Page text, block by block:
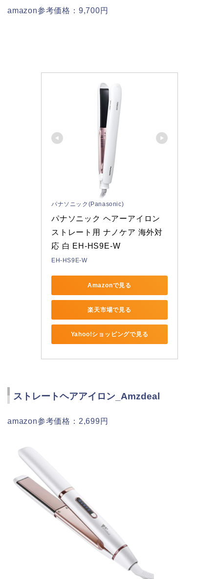
amazon参考価格：9,700円
パナソニック(Panasonic)
パナソニック ヘアーアイロン
ストレート用 ナノケア 海外対
応 白 EH-HS9E-W
EH-HS9E-W
Amazonで見る
楽天市場で見る
Yahoo!ショッピングで見る
ストレートヘアアイロン_Amzdeal
amazon参考価格：2,699円